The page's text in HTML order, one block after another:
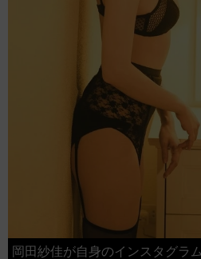
岡田紗佳が自身のインスタグラ